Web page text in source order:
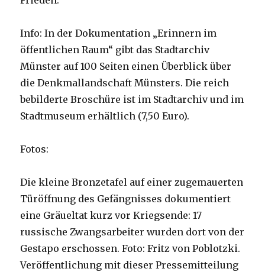
Info: In der Dokumentation „Erinnern im
öffentlichen Raum“ gibt das Stadtarchiv
Münster auf 100 Seiten einen Überblick über
die Denkmallandschaft Münsters. Die reich
bebilderte Broschüre ist im Stadtarchiv und im
Stadtmuseum erhältlich (7,50 Euro).
Fotos:
Die kleine Bronzetafel auf einer zugemauerten
Türöffnung des Gefängnisses dokumentiert
eine Gräueltat kurz vor Kriegsende: 17
russische Zwangsarbeiter wurden dort von der
Gestapo erschossen. Foto: Fritz von Poblotzki.
Veröffentlichung mit dieser Pressemitteilung